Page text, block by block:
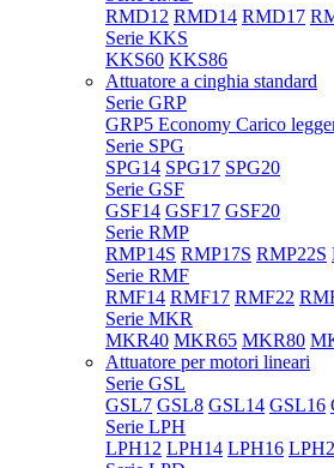
RMD12 RMD14 RMD17
Serie KKS
KKS60 KKS86
Attuatore a cinghia standard
Serie GRP
GRP5 Economy Carico
Serie SPG
SPG14 SPG17 SPG20
Serie GSF
GSF14 GSF17 GSF20
Serie RMP
RMP14S RMP17S RMP22S
Serie RMF
RMF14 RMF17 RMF22
Serie MKR
MKR40 MKR65 MKR80
Attuatore per motori lineari
Serie GSL
GSL7 GSL8 GSL14 GSL16
Serie LPH
LPH12 LPH14 LPH16